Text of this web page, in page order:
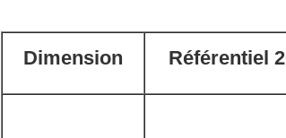
Dimension Référentiel